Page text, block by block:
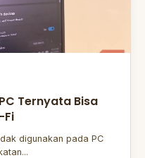
Ternyata Bisa
Fi
digunakan pada PC